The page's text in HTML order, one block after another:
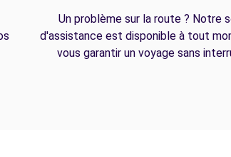
Un problème sur la route ? Notre
d'assistance est disponible à tout
vous garantir un voyage sans